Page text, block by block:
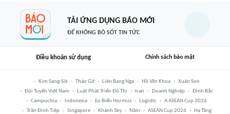
TẢI ỨNG DỤNG BÁO MỚI
ĐỂ KHÔNG BỎ SÓT TIN TỨC
Điều khoản sử dụng Chính sách bảo mật
Kim Sang-Sik Tháo Gỡ Liên Bang Nga Hồ Văn Khoa
Xuân Son
Đội Tuyển Việt Nam
Luật Phát Triển Đô Thị Iran Doanh Nghiệp
Đình Bắc
Campuchia
Indonesia Eo Biển Hormuz Logistic
A ASEAN Cup 2026
Trần Đình Tiệp
Singapore Khánh Sky Năm ASEAN Cup 2026
Hạ Tầng